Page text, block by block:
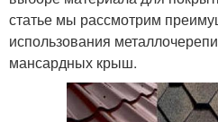
статье мы рассмотрим
использования
мансардных крыш.